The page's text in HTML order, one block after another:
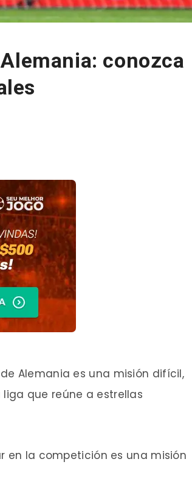
conozca
Alemania es una misión difícil,
que reúne a estrellas
en la competición es una misión